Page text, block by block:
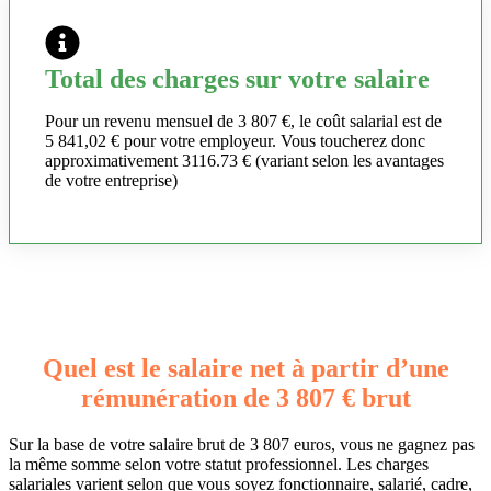
Total des charges sur votre salaire
Pour un revenu mensuel de 3 807 €, le coût salarial est de
5 841,02 € pour votre employeur. Vous toucherez donc
approximativement 3116.73 € (variant selon les avantages
de votre entreprise)
Quel est le salaire net à partir d’une
rémunération de 3 807 € brut
Sur la base de votre salaire brut de 3 807 euros, vous ne gagnez pas
la même somme selon votre statut professionnel. Les charges
salariales varient selon que vous soyez fonctionnaire, salarié, cadre,